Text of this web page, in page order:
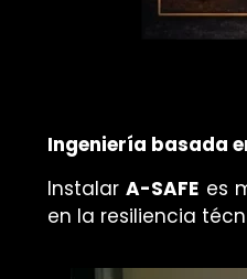
Ingeniería basada
Instalar A-SAFEes
en la resiliencia